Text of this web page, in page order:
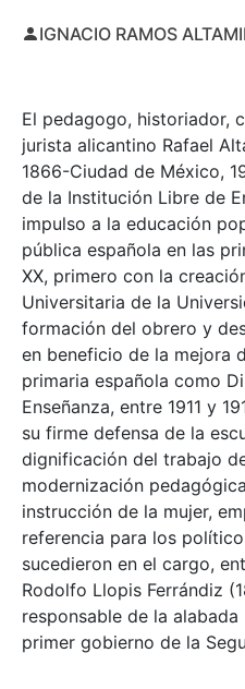
IGNACIO RAMOS
El pedagogo, historiador,
jurista alicantino Rafael
1866-Ciudad de México,
de la Institución Libre de
impulso a la educación
pública española en las
XX, primero con la
Universitaria de la
formación del obrero y
en beneficio de la mejora
primaria española como
Enseñanza, entre 1911 y
su firme defensa de la
dignificación del trabajo
modernización
instrucción de la mujer,
referencia para los
sucedieron en el cargo,
Rodolfo Llopis Ferrándiz
responsable de la
primer gobierno de la